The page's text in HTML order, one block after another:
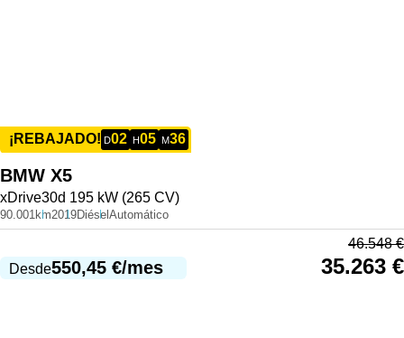
¡REBAJADO! D02 H05 M36
BMW X5
xDrive30d 195 kW (265 CV)
90.001km2019DiéselAutomático
Desde550,45 €/mes
46.548€
35.263 €